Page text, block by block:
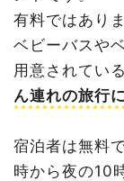
有料ではあり
ベビーバスや
用意されてい
ん連れの旅行
宿泊者は無料
時から夜の10